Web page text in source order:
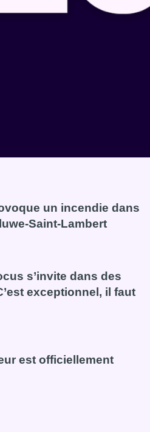
un incendie dans
Saint-Lambert
provoque un incendie dans
s’invite dans des
exceptionnel, il faut
le blocus s’invite dans des lieux
est officiellement
chaleur est officiellement